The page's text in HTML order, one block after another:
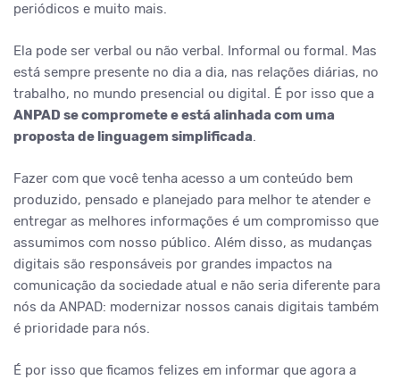
periódicos e muito mais.
Ela pode ser verbal ou não verbal. Informal ou formal. Mas
está sempre presente no dia a dia, nas relações diárias, no
trabalho, no mundo presencial ou digital. É por isso que a
ANPAD se compromete e está alinhada com uma
proposta de linguagem simplificada.
Fazer com que você tenha acesso a um conteúdo bem
produzido, pensado e planejado para melhor te atender e
entregar as melhores informações é um compromisso que
assumimos com nosso público. Além disso, as mudanças
digitais são responsáveis por grandes impactos na
comunicação da sociedade atual e não seria diferente para
nós da ANPAD: modernizar nossos canais digitais também
é prioridade para nós.
É por isso que ficamos felizes em informar que agora a